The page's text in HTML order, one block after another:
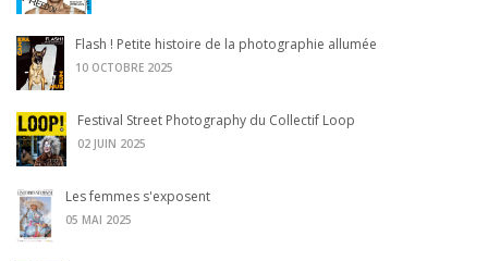
Flash ! Petite histoire de la photographie allumée
10 OCTOBRE 2025
Festival Street Photography du Collectif Loop
02 JUIN 2025
Les femmes s'exposent
05 MAI 2025